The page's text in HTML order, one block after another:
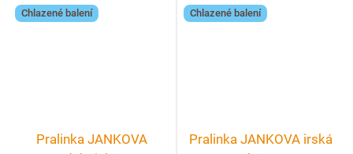
Chlazené balení
Pralinka JANKOVA
Chlazené balení
Pralinka JANKOVA irská